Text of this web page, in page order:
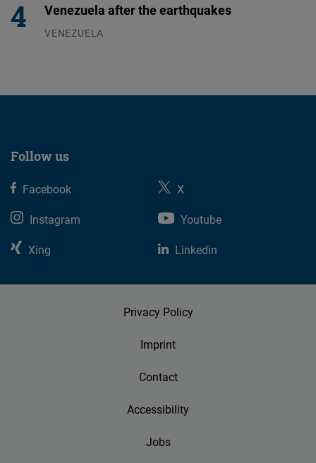
Venezuela after the earthquakes
VENEZUELA
Follow us
Facebook
X
Instagram
Youtube
Xing
Linkedin
Privacy Policy
Imprint
Contact
Accessibility
Jobs